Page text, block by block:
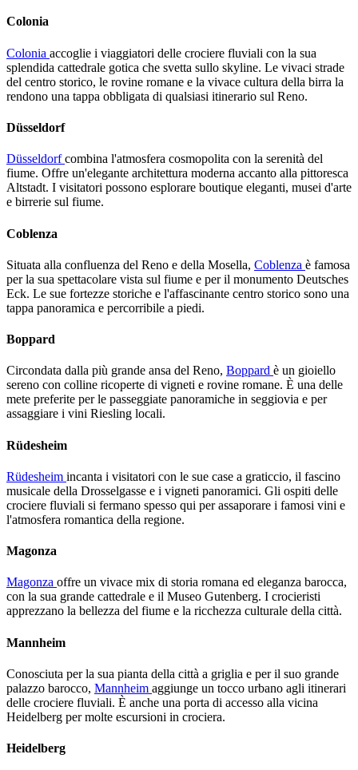
Colonia
Colonia accoglie i viaggiatori delle crociere fluviali con la sua
splendida cattedrale gotica che svetta sullo skyline. Le vivaci strade
del centro storico, le rovine romane e la vivace cultura della birra la
rendono una tappa obbligata di qualsiasi itinerario sul Reno.
Düsseldorf
Düsseldorfcombina l'atmosfera cosmopolita con la serenità del
fiume. Offre un'elegante architettura moderna accanto alla pittoresca
Altstadt. I visitatori possono esplorare boutique eleganti, musei d'arte
e birrerie sul fiume.
Coblenza
Situata alla confluenza del Reno e della Mosella, Coblenza è famosa
per la sua spettacolare vista sul fiume e per il monumento Deutsches
Eck. Le sue fortezze storiche e l'affascinante centro storico sono una
tappa panoramica e percorribile a piedi.
Boppard
Circondata dalla più grande ansa del Reno, Boppard è un gioiello
sereno con colline ricoperte di vigneti e rovine romane. È una delle
mete preferite per le passeggiate panoramiche in seggiovia e per
assaggiare i vini Riesling locali.
Rüdesheim
Rüdesheim incanta i visitatori con le sue case a graticcio, il fascino
musicale della Drosselgasse e i vigneti panoramici. Gli ospiti delle
crociere fluviali si fermano spesso qui per assaporare i famosi vini e
l'atmosfera romantica della regione.
Magonza
Magonza offre un vivace mix di storia romana ed eleganza barocca,
con la sua grande cattedrale e il Museo Gutenberg. I crocieristi
apprezzano la bellezza del fiume e la ricchezza culturale della città.
Mannheim
Conosciuta per la sua pianta della città a griglia e per il suo grande
palazzo barocco, Mannheim aggiunge un tocco urbano agli itinerari
delle crociere fluviali. È anche una porta di accesso alla vicina
Heidelberg per molte escursioni in crociera.
Heidelberg